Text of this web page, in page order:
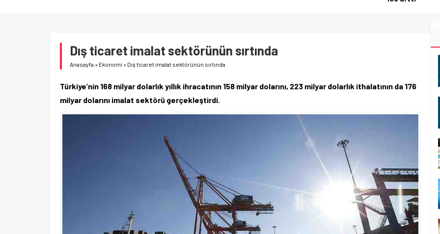
Dış ticaret imalat sektörünün sırtında
Anasayfa » Ekonomi » Dış ticaret imalat sektörünün sırtında
Türkiye’nin 168 milyar dolarlık yıllık ihracatının 158 milyar dolarını, 223 milyar dolarlık ithalatının da 176
milyar dolarını imalat sektörü gerçekleştirdi.